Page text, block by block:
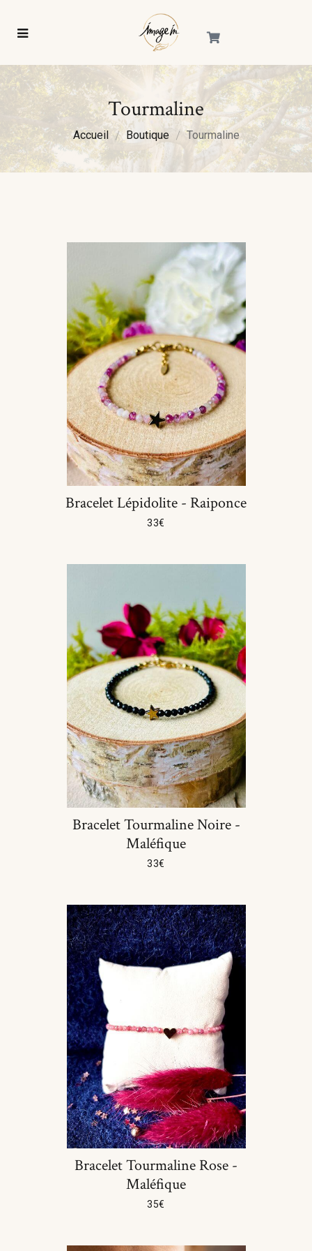
Tourmaline
Accueil Boutique Tourmaline
Bracelet Lépidolite - Raiponce
33€
Bracelet Tourmaline Noire -
Maléfique
33€
Bracelet Tourmaline Rose -
Maléfique
35€